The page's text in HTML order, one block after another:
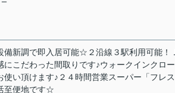
ー
備新調で即入居可能☆２沿線３駅利用可能
こだわった間取りです♪ウォークインクロ
い頂けます♪２４時間営業スーパー「フレ
至便地です☆